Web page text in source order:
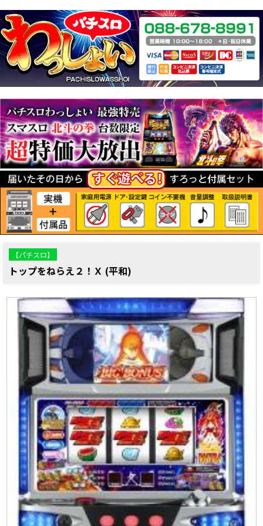
【パチスロ】
トップをねらえ２！Ｘ (平和)